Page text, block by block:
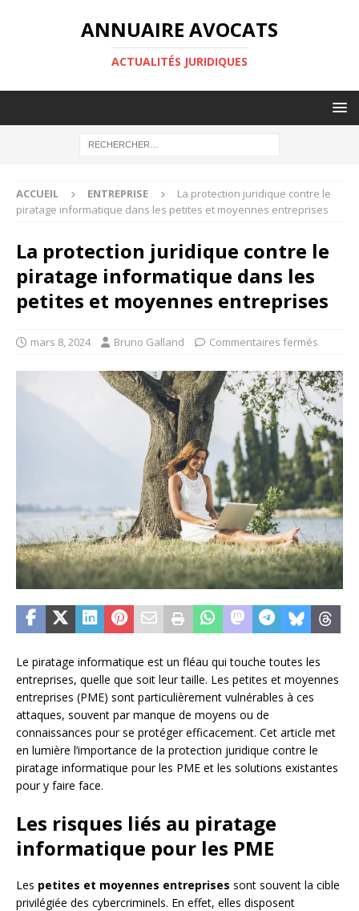
ANNUAIRE AVOCATS
ACTUALITÉS JURIDIQUES
ACCUEIL ENTREPRISE
La protection juridique contre le
piratage informatique dans les petites et moyennes entreprises
La protection juridique contre le
piratage informatique dans les
petites et moyennes entreprises
mars 8, 2024 Bruno Galland Commentaires fermés
Le piratage informatique est un fléau qui touche toutes les
entreprises, quelle que soit leur taille. Les petites et moyennes
entreprises (PME) sont particulièrement vulnérables à ces
attaques, souvent par manque de moyens ou de
connaissances pour se protéger efficacement. Cet article met
en lumière l’importance de la protection juridique contre le
piratage informatique pour les PME et les solutions existantes
pour y faire face.
Les risques liés au piratage
informatique pour les PME
Les petites et moyennes entreprises sont souvent la cible
privilégiée des cybercriminels. En effet, elles disposent